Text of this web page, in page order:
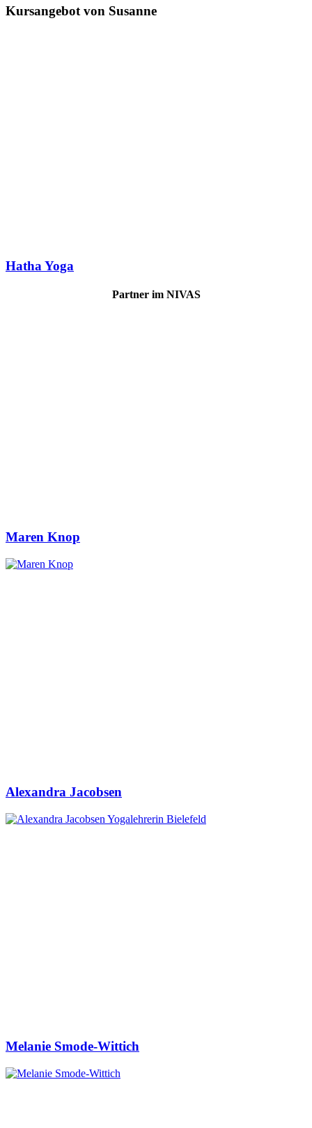
Kursangebot von Susanne
Hatha Yoga
Partner im NIVAS
Maren Knop
Alexandra Jacobsen
Melanie Smode-Wittich